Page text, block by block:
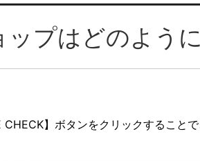
ップはどのよう
CHECK】ボタンをクリックすること